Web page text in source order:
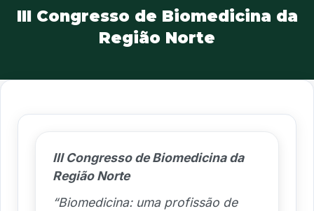
III Congresso de Biomedicina da
Região Norte
III Congresso de Biomedicinada
Região Norte
“Biomedicina: uma profissão de